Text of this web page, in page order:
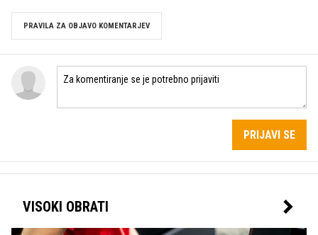
PRAVILA ZA OBJAVO KOMENTARJEV
PRIJAVI SE
VISOKI OBRATI